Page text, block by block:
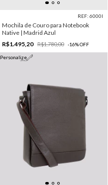
REF: 6000I
Mochila de Couro para Notebook
Native | Madrid Azul
R$1.495,20
R$1.780,00 -16%OFF
Personalize